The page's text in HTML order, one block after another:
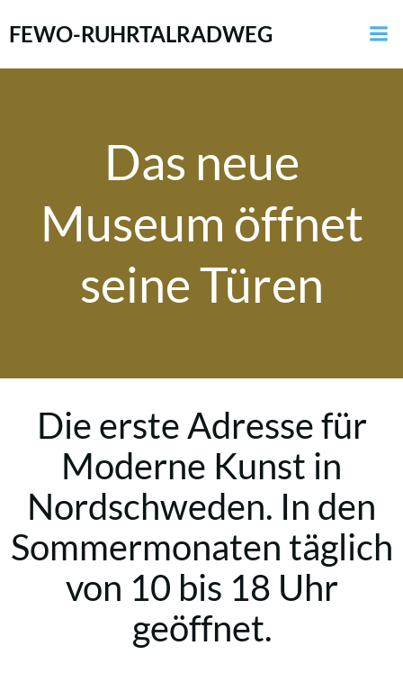
Inhalt
FEWO-RUHRTALRADWEG
Das neue
Museum öffnet
seine Türen
Die erste Adresse für
Moderne Kunst in
Nordschweden. In den
Sommermonaten täglich
von 10 bis 18 Uhr
geöffnet.